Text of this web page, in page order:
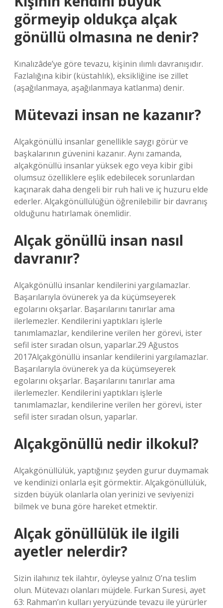
görmeyip oldukça alçak
gönüllü olmasına ne denir?
Kınalızâde’ye göre tevazu, kişinin ılımlı davranışıdır.
Fazlalığına kibir (küstahlık), eksikliğine ise zillet
(aşağılanmaya, aşağılanmaya katlanma) denir.
Mütevazi insan ne kazanır?
Alçakgönüllü insanlar genellikle saygı görür ve
başkalarının güvenini kazanır. Aynı zamanda,
alçakgönüllü insanlar yüksek ego veya kibir gibi
olumsuz özelliklere eşlik edebilecek sorunlardan
kaçınarak daha dengeli bir ruh hali ve iç huzuru elde
ederler. Alçakgönüllülüğün öğrenilebilir bir davranış
olduğunu hatırlamak önemlidir.
Alçak gönüllü insan nasıl
davranır?
Alçakgönüllü insanlar kendilerini yargılamazlar.
Başarılarıyla övünerek ya da küçümseyerek
egolarını okşarlar. Başarılarını tanırlar ama
ilerlemezler. Kendilerini yaptıkları işlerle
tanımlamazlar, kendilerine verilen her görevi, ister
sefil ister sıradan olsun, yaparlar.29 Ağustos
2017Alçakgönüllü insanlar kendilerini yargılamazlar.
Başarılarıyla övünerek ya da küçümseyerek
egolarını okşarlar. Başarılarını tanırlar ama
ilerlemezler. Kendilerini yaptıkları işlerle
tanımlamazlar, kendilerine verilen her görevi, ister
sefil ister sıradan olsun, yaparlar.
Alçakgönüllü nedir ilkokul?
Alçakgönüllülük, yaptığınız şeyden gurur duymamak
ve kendinizi onlarla eşit görmektir. Alçakgönüllülük,
sizden büyük olanlarla olan yerinizi ve seviyenizi
bilmek ve buna göre hareket etmektir.
Alçak gönüllülük ile ilgili
ayetler nelerdir?
Sizin ilahınız tek ilahtır, öyleyse yalnız O’na teslim
olun. Mütevazı olanları müjdele. Furkan Suresi, ayet
63: Rahman’ın kulları yeryüzünde tevazu ile yürürler